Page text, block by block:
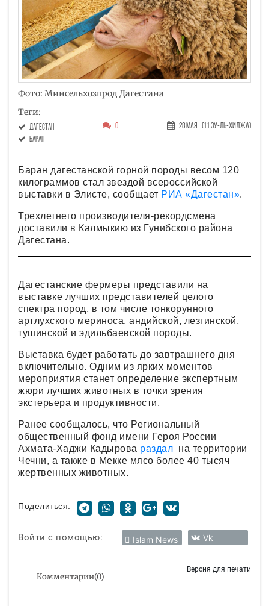
Фото: Минсельхозпрод Дагестана
Теги:
Дагестан
баран
0 28 Мая (11 Зу-ль-хиджа)
Баран дагестанской горной породы весом 120
килограммов стал звездой всероссийской
выставки в Элисте, сообщает РИА «Дагестан».
Трехлетнего производителя-рекордсмена
доставили в Калмыкию из Гунибского района
Дагестана.
Дагестанские фермеры представили на
выставке лучших представителей целого
спектра пород, в том числе тонкорунного
артлухского мериноса, андийской, лезгинской,
тушинской и эдильбаевской породы.
Выставка будет работать до завтрашнего дня
включительно. Одним из ярких моментов
мероприятия станет определение экспертным
жюри лучших животных в точки зрения
экстерьера и продуктивности.
Ранее сообщалось, что Региональный
общественный фонд имени Героя России
Ахмата-Хаджи Кадырова раздал на территории
Чечни, а также в Мекке мясо более 40 тысяч
жертвенных животных.
Поделиться:
Войти с помощью: Islam News Vk
Комментарии(0)
Версия для печати